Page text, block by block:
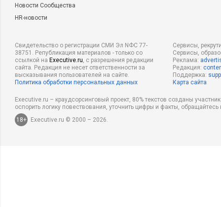
Новости Сообщества
HR-новости
Свидетельство о регистрации СМИ Эл NФС 77-
38751. Републикация материалов - только со
ссылкой на Executive.ru, с разрешения редакции
сайта. Редакция не несет ответственности за
высказывания пользователей на сайте.
Политика обработки персональных данных
Сервисы,
Сервисы,
Реклама:
Редакция:
Поддержка:
Карта сайта
Executive.ru – краудсорсинговый проект, 80% текстов созданы
оспорить логику повествования, уточнить цифры и факты,
18+
Executive.ru © 2000 – 2026.